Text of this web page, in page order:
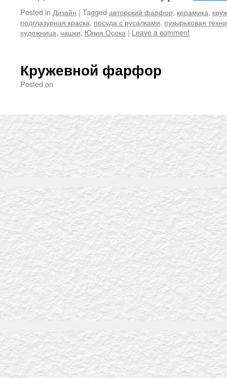
Posted in Дизайн | Tagged авторский фарфор, керамика,
подглазурная краска, посуда с русалками, пузырьковая
художница, чашки, Юлия Осока | Leave a comment
Кружевной фарфор
Posted on